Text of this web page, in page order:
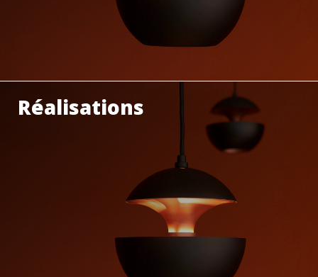
Réalisations